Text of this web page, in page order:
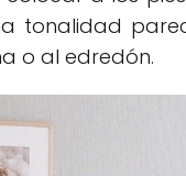
tonalidad
o al edredón.